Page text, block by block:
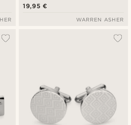
19,95 €
WARREN ASHER